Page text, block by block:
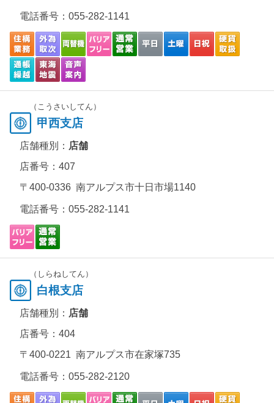
電話番号： 055-282-1141
（こうさいしてん）
甲西支店
店舗種別： 店舗
店番号：407
〒400-0336 南アルプス市十日市場1140
電話番号： 055-282-1141
（しらねしてん）
白根支店
店舗種別： 店舗
店番号：404
〒400-0221 南アルプス市在家塚735
電話番号： 055-282-2120